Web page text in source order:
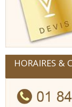
HORAIRES &